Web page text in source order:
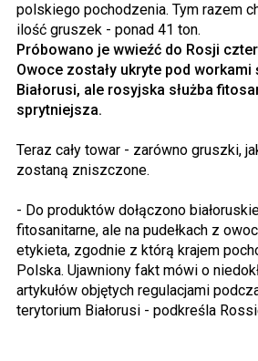
polskiego pochodzenia. Tym razem
ilość gruszek - ponad 41 ton.
Próbowano je wwieźć do Rosji
Owoce zostały ukryte pod
Białorusi, ale rosyjska służba
sprytniejsza.
Teraz cały towar - zarówno gruszki,
zostaną zniszczone.
- Do produktów dołączono
fitosanitarne, ale na pudełkach z
etykieta, zgodnie z którą krajem
Polska. Ujawniony fakt mówi o
artykułów objętych regulacjami
terytorium Białorusi - podkreśla